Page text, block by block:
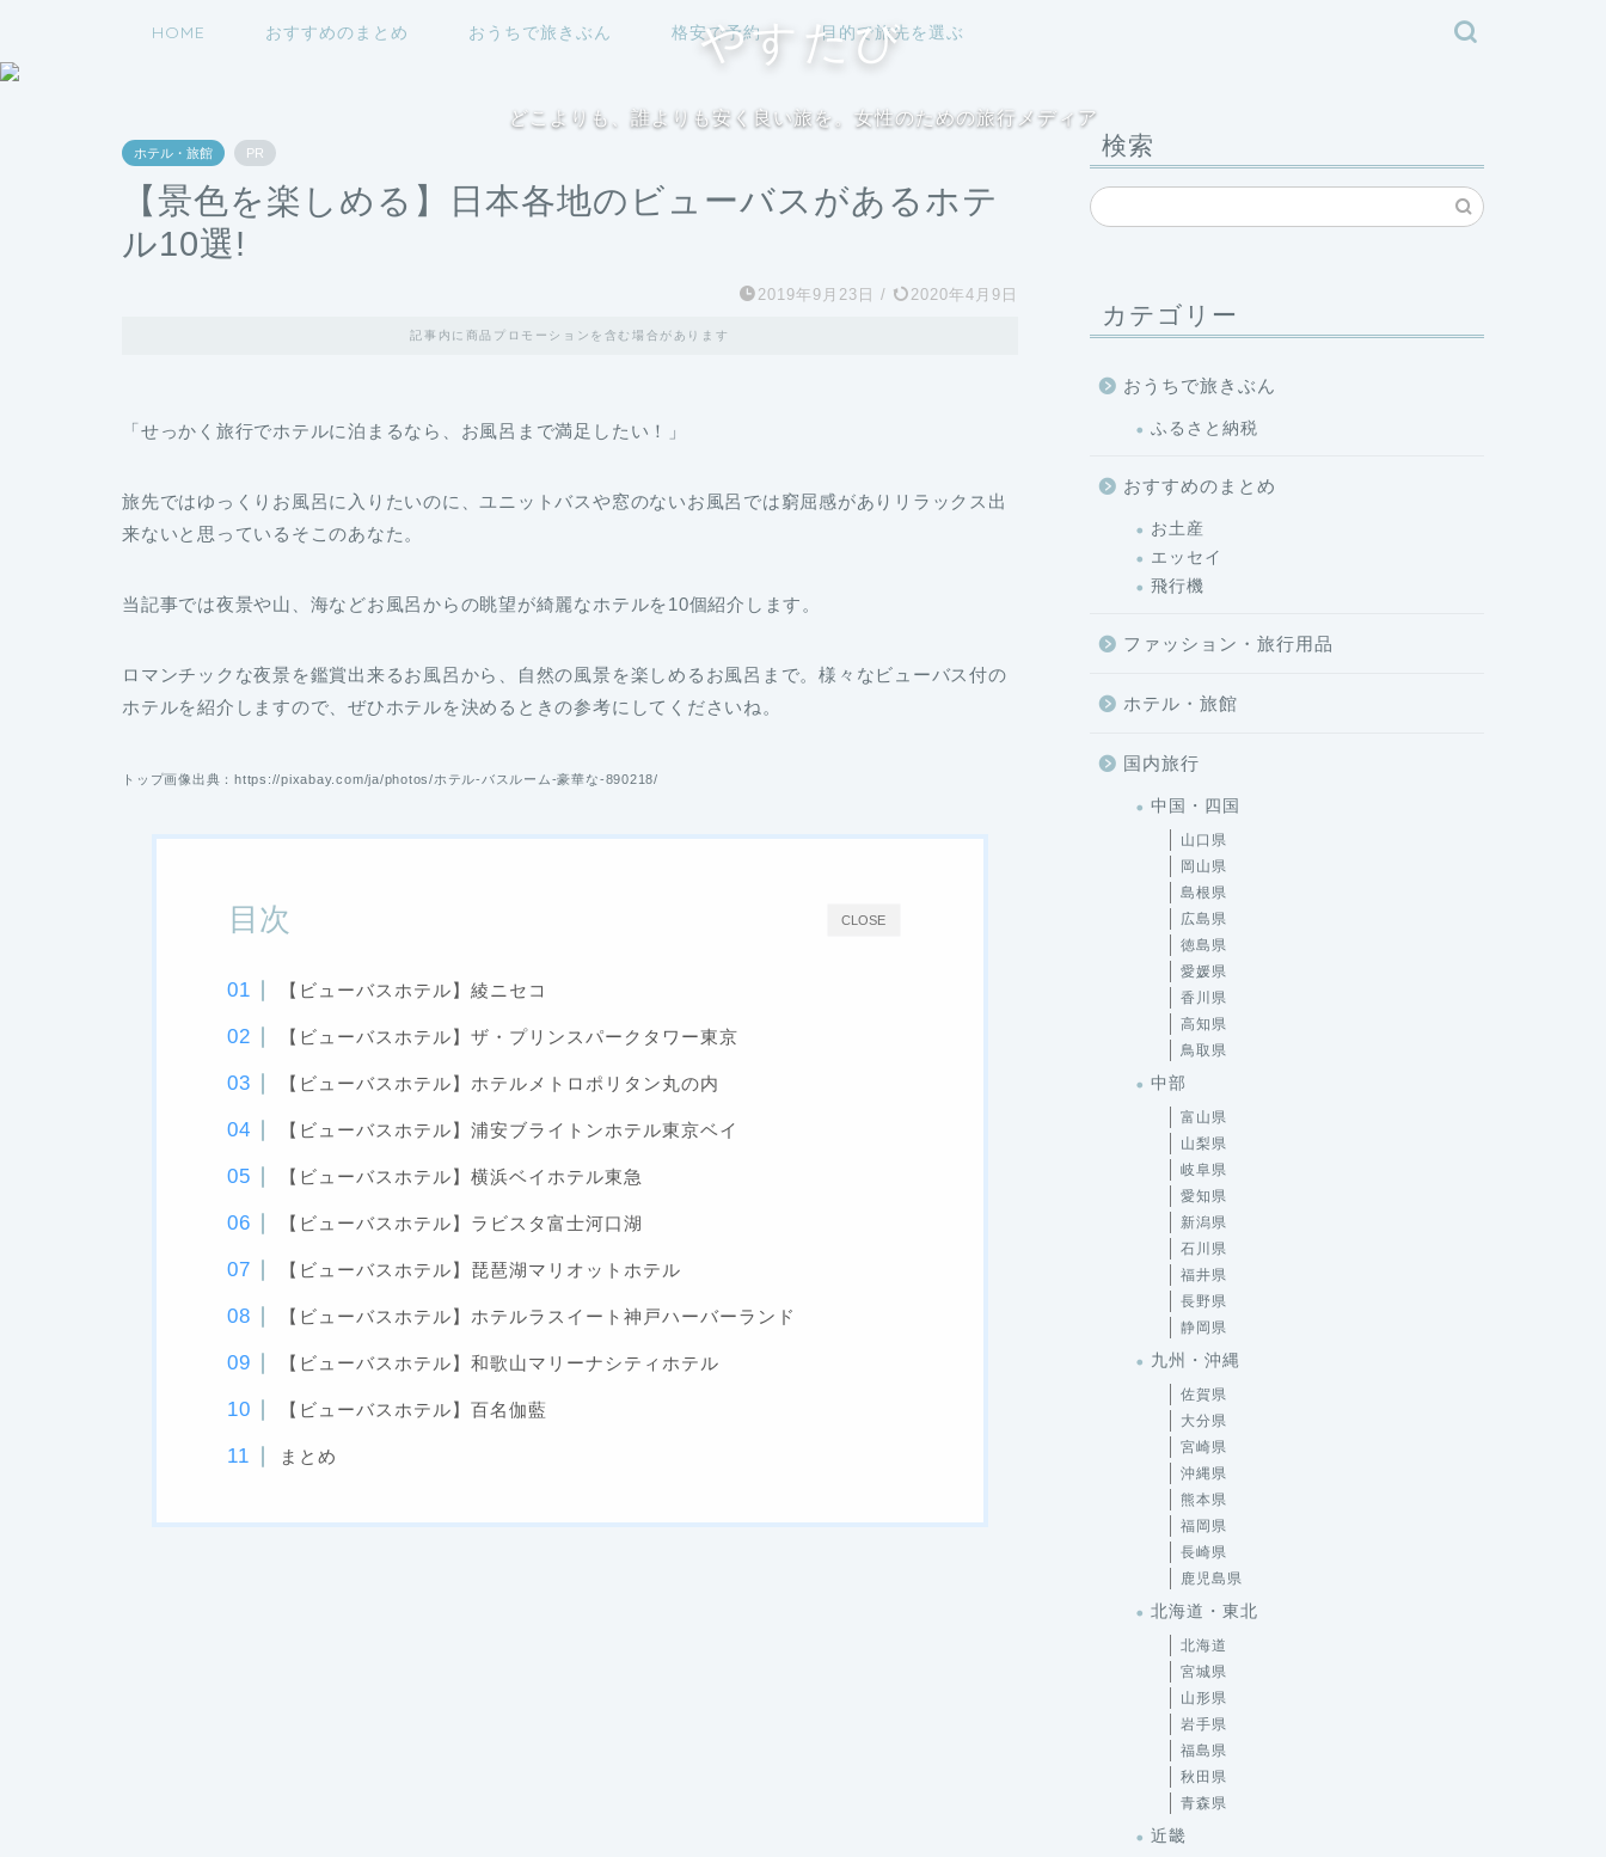
HOME おすすめのまとめ おうちで旅きぶん 格安で予約 目的で旅先を選ぶ
やすたび
どこよりも、誰よりも安く良い旅を。女性のための旅行メディア
ホテル・旅館 PR
【景色を楽しめる】日本各地のビューバスがあるホテ
ル10選!
2019年9月23日 / 2020年4月9日
記事内に商品プロモーションを含む場合があります
「せっかく旅行でホテルに泊まるなら、お風呂まで満足したい！」
旅先ではゆっくりお風呂に入りたいのに、ユニットバスや窓のないお風呂では窮屈感がありリラックス出
来ないと思っているそこのあなた。
当記事では夜景や山、海などお風呂からの眺望が綺麗なホテルを10個紹介します。
ロマンチックな夜景を鑑賞出来るお風呂から、自然の風景を楽しめるお風呂まで。様々なビューバス付の
ホテルを紹介しますので、ぜひホテルを決めるときの参考にしてくださいね。
トップ画像出典：https://pixabay.com/ja/photos/ホテル-バスルーム-豪華な-890218/
CLOSE
目次
【ビューバスホテル】綾ニセコ
【ビューバスホテル】ザ・プリンスパークタワー東京
【ビューバスホテル】ホテルメトロポリタン丸の内
【ビューバスホテル】浦安ブライトンホテル東京ベイ
【ビューバスホテル】横浜ベイホテル東急
【ビューバスホテル】ラビスタ富士河口湖
【ビューバスホテル】琵琶湖マリオットホテル
【ビューバスホテル】ホテルラスイート神戸ハーバーランド
【ビューバスホテル】和歌山マリーナシティホテル
【ビューバスホテル】百名伽藍
まとめ
検索
カテゴリー
おうちで旅きぶん
ふるさと納税
おすすめのまとめ
お土産
エッセイ
飛行機
ファッション・旅行用品
ホテル・旅館
国内旅行
中国・四国
山口県
岡山県
島根県
広島県
徳島県
愛媛県
香川県
高知県
鳥取県
中部
富山県
山梨県
岐阜県
愛知県
新潟県
石川県
福井県
長野県
静岡県
九州・沖縄
佐賀県
大分県
宮崎県
沖縄県
熊本県
福岡県
長崎県
鹿児島県
北海道・東北
北海道
宮城県
山形県
岩手県
福島県
秋田県
青森県
近畿